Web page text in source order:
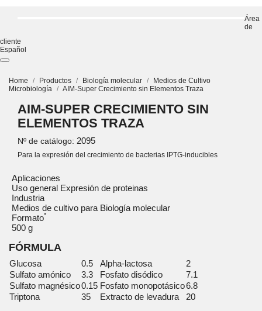
Área
de
cliente
Español
Home Productos Biología molecular
Medios de Cultivo
Microbiología
AIM-Super Crecimiento sin Elementos Traza
AIM-SUPER CRECIMIENTO SIN
ELEMENTOS TRAZA
Nº de catálogo: 2095
Para la expresión del crecimiento de bacterias IPTG-inducibles
Aplicaciones
Uso general Expresión de proteinas
Industria
Medios de cultivo para Biología molecular
Formato*
500 g
FÓRMULA
Glucosa 0.5 Alpha-lactosa
2
Sulfato amónico
3.3 Fosfato disódico
7.1
Sulfato magnésico0.15 Fosfato monopotásico6.8
Triptona
35 Extracto de levadura 20